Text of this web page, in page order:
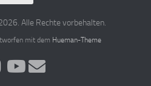
Alle Rechte vorbehalten.
mit dem Hueman-Theme